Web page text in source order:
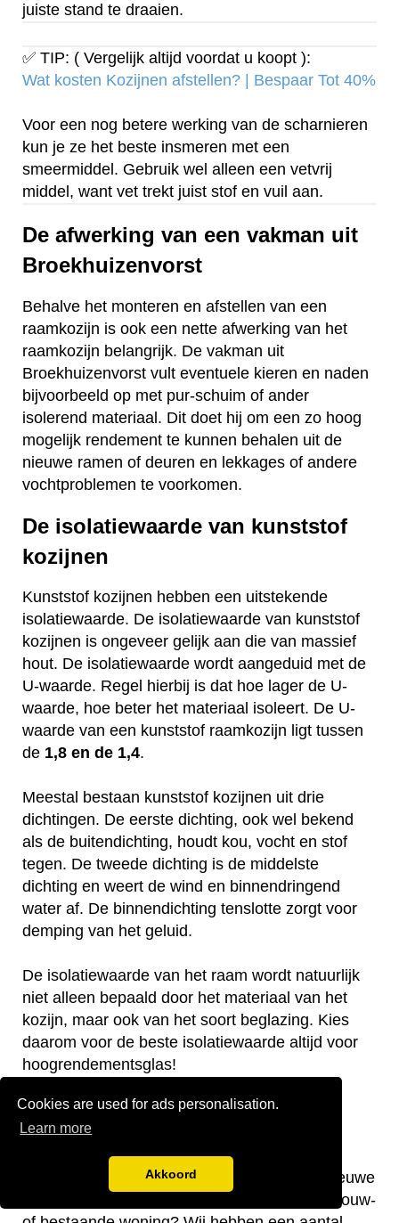
Cookies are used for ads personalisation.
Learn more
Akkoord
juiste stand te draaien.
✅ TIP: ( Vergelijk altijd voordat u koopt ):
Wat kosten Kozijnen afstellen? | Bespaar Tot 40%‎
Voor een nog betere werking van de scharnieren
kun je ze het beste insmeren met een
smeermiddel. Gebruik wel alleen een vetvrij
middel, want vet trekt juist stof en vuil aan.
De afwerking van een vakman uit
Broekhuizenvorst
Behalve het monteren en afstellen van een
raamkozijn is ook een nette afwerking van het
raamkozijn belangrijk. De vakman uit
Broekhuizenvorst vult eventuele kieren en naden
bijvoorbeeld op met pur-schuim of ander
isolerend materiaal. Dit doet hij om een zo hoog
mogelijk rendement te kunnen behalen uit de
nieuwe ramen of deuren en lekkages of andere
vochtproblemen te voorkomen.
De isolatiewaarde van kunststof
kozijnen
Kunststof kozijnen hebben een uitstekende
isolatiewaarde. De isolatiewaarde van kunststof
kozijnen is ongeveer gelijk aan die van massief
hout. De isolatiewaarde wordt aangeduid met de
U-waarde. Regel hierbij is dat hoe lager de U-
waarde, hoe beter het materiaal isoleert. De U-
waarde van een kunststof raamkozijn ligt tussen
de 1,8 en de 1,4.
Meestal bestaan kunststof kozijnen uit drie
dichtingen. De eerste dichting, ook wel bekend
als de buitendichting, houdt kou, vocht en stof
tegen. De tweede dichting is de middelste
dichting en weert de wind en binnendringend
water af. De binnendichting tenslotte zorgt voor
demping van het geluid.
De isolatiewaarde van het raam wordt natuurlijk
niet alleen bepaald door het materiaal van het
kozijn, maar ook van het soort beglazing. Kies
daarom voor de beste isolatiewaarde altijd voor
hoogrendementsglas!
Waar op letten als je kunststof
kozijnen koopt?
Vraag je je af waar je op moet letten als je nieuwe
kunststof kozijnen gaat kopen voor je nieuwbouw-